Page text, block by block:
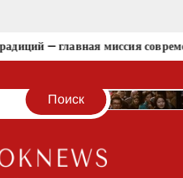
— главная миссия